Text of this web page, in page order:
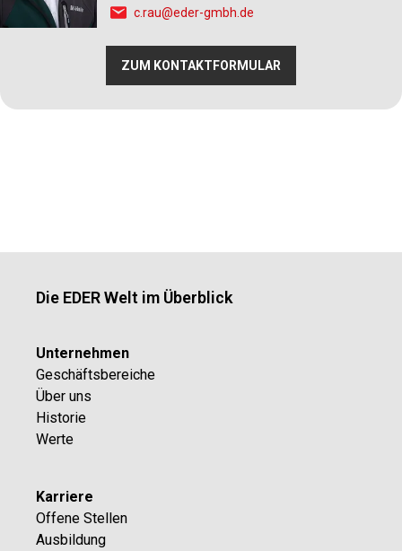
c.rau@eder-gmbh.de
ZUM KONTAKTFORMULAR
Die EDER Welt im Überblick
Unternehmen
Geschäftsbereiche
Über uns
Historie
Werte
Karriere
Offene Stellen
Ausbildung